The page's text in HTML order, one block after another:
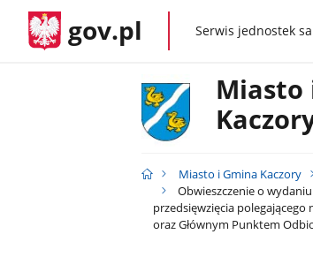
gov.pl gov.plSerwis jednostek
Miasto
Miasto i Gmina Kaczory
Obwieszczenie o
przedsięwzięcia
oraz Głównym Punktem